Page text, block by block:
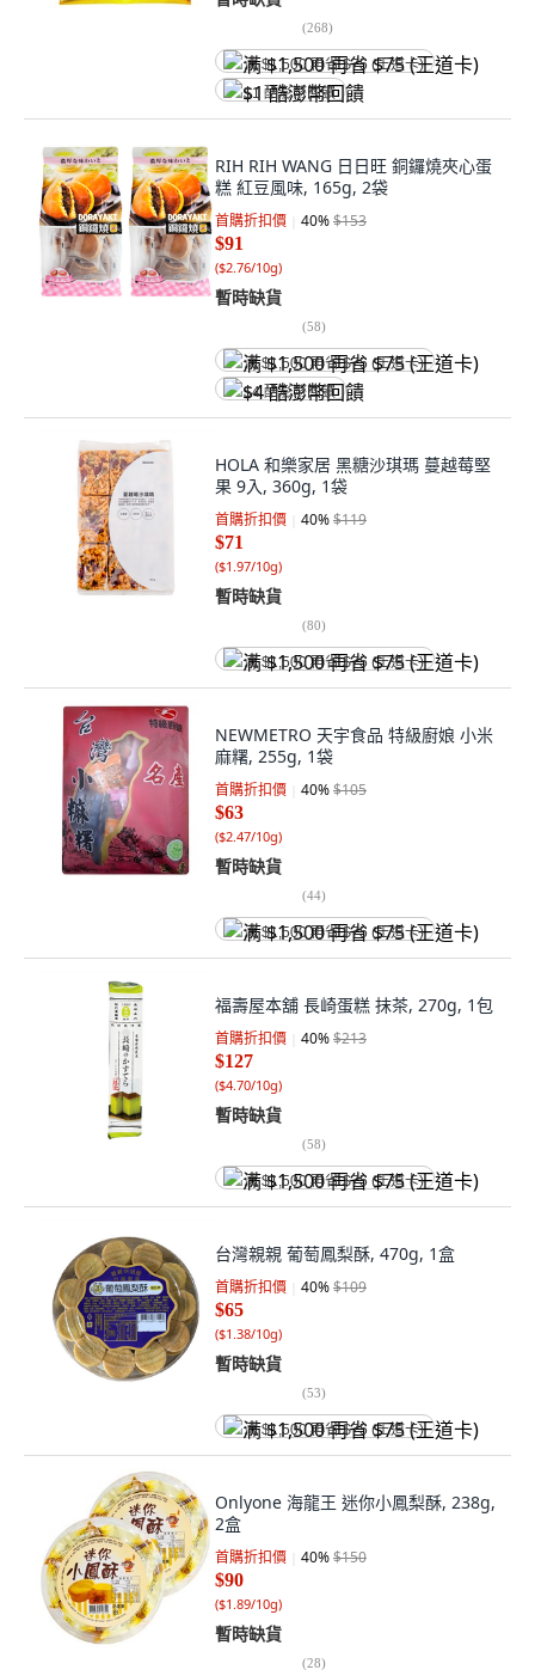
(268)
满 $1,500 再省 $75 (王道卡)
$1 酷澎幣回饋
RIH RIH WANG 日日旺 銅鑼燒夾心蛋
糕 紅豆風味, 165g, 2袋
首購折扣價 40%$153
$91
($2.76/10g)
暫時缺貨
(58)
满 $1,500 再省 $75 (王道卡)
$4 酷澎幣回饋
HOLA 和樂家居 黑糖沙琪瑪 蔓越莓堅
果 9入, 360g, 1袋
首購折扣價 40%$119
$71
($1.97/10g)
暫時缺貨
(80)
满 $1,500 再省 $75 (王道卡)
NEWMETRO 天宇食品 特級廚娘 小米
麻糬, 255g, 1袋
首購折扣價 40%$105
$63
($2.47/10g)
暫時缺貨
(44)
满 $1,500 再省 $75 (王道卡)
福壽屋本舖 長崎蛋糕 抹茶, 270g, 1包
首購折扣價 40%$213
$127
($4.70/10g)
暫時缺貨
(58)
满 $1,500 再省 $75 (王道卡)
台灣親親 葡萄鳳梨酥, 470g, 1盒
首購折扣價 40%$109
$65
($1.38/10g)
暫時缺貨
(53)
满 $1,500 再省 $75 (王道卡)
Onlyone 海龍王 迷你小鳳梨酥, 238g,
2盒
首購折扣價 40%$150
$90
($1.89/10g)
暫時缺貨
(28)